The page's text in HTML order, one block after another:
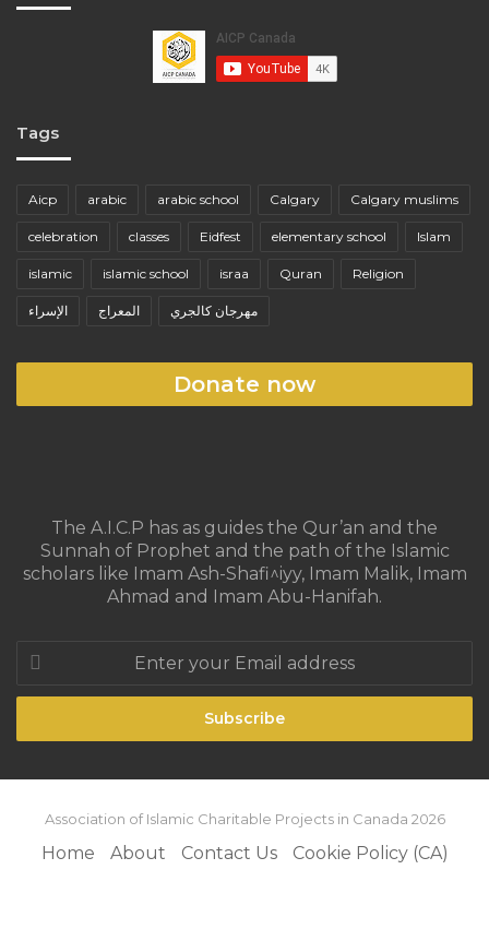
Tags
Aicp arabic arabic school Calgary Calgary muslims
celebration classes Eidfest elementary school Islam
islamic islamic school israa Quran Religion
الإسراء المعراج مهرجان كالجري
Donate now
The A.I.C.P has as guides the Qur’an and the
Sunnah of Prophet and the path of the Islamic
scholars like Imam Ash-Shafi^iyy, Imam Malik, Imam
Ahmad and Imam Abu-Hanifah.
Enter
your
Email
Association of Islamic Charitable Projects in Canada 2026
Home About Contact Us Cookie Policy (CA)